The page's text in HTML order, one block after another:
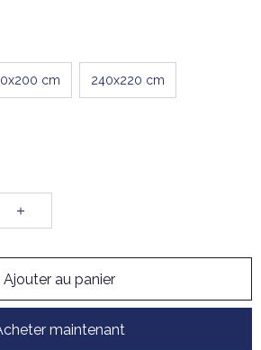
cm 240x220 cm
Ajouter au panier
maintenant